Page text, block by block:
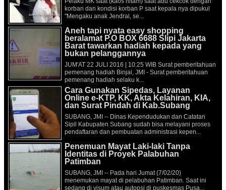
korban dan kondisi korban P saat kepala nya dipukul
"Mengaku anak Jendral, se...
Aneh tapi nyata easy shopping
beralamat P.O BOX 6688 Slipi Jakarta
Barat tawarkan hadiah kepada yang
bukan pelanggannya
JUM'AT 22 JULI 2016 | 10:25 WIB Surat pemberitahuan
pemenang hadiah Binjai, JMI - Surat pemberitahuan
pemenang hadiah selaku k...
Cara Gunakan Sipedas, Layanan
Online e-KTP, KK, Akta Kelahiran, KIA,
dan Surat Pindah di Kab.Subang
SUBANG, JMI -- Dinas Kependudukan dan Catatan
Sipil Kabupaten Subang sudah bisa melayani proses
pendaftaran dan pembuatan administrasi kepen...
Penemuan Mayat Laki-laki Tanpa
Identitas di Proyek Palabuhan
Patimban
SUBANG, JMI -- Pada hari Jumat (7/02/20)
menemukan mayat di pelabuhan Patimban. Saat ini
sedang di visum atau autopsi di puskesmas Pusa...